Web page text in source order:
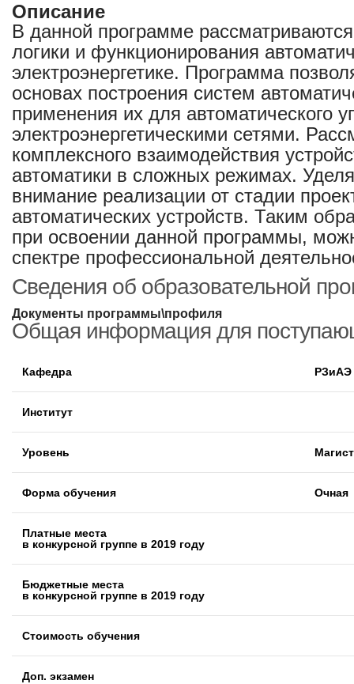
Описание
В данной программе
логики и функционирования
электроэнергетике. Программа
основах построения систем
применения их для автоматического
электроэнергетическими сетями.
комплексного взаимодействия
автоматики в сложных режимах.
внимание реализации от стадии
автоматических устройств. Таким
при освоении данной программы,
спектре профессиональной
Сведения об образовательной
Документы программы\профиля
Общая информация для
Кафедра РЗиАЭ
Институт
Уровень
Форма обучения Очная
Платные места
в конкурсной группе в 2019 году
Бюджетные места
в конкурсной группе в 2019 году
Стоимость обучения
Доп. экзамен